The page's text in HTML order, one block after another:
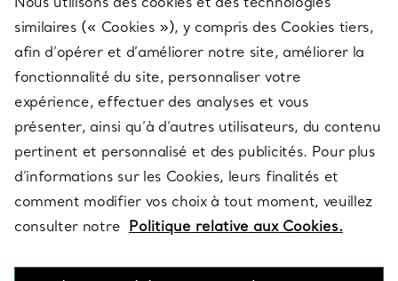
SERVICES
À PROPOS
QUESTIONS LÉGALES
SUIVEZ-NOUS
similaires (« Cookies »), y compris des Cookies tiers,
afin d’opérer et d’améliorer notre site, améliorer la
fonctionnalité du site, personnaliser votre
expérience, effectuer des analyses et vous
présenter, ainsi qu’à d’autres utilisateurs, du contenu
pertinent et personnalisé et des publicités. Pour plus
d’informations sur les Cookies, leurs finalités et
comment modifier vos choix à tout moment, veuillez
consulter notre Politique relative aux Cookies.